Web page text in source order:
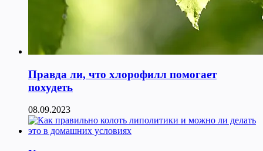
Правда ли, что хлорофилл помогает
похудеть
08.09.2023